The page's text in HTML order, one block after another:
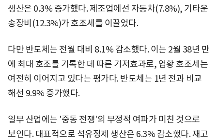
생산은 0.3% 증가했다. 제조업에선 자동차(7.8%), 기타운
송장비(12.3%)가 호조세를 이끌었다.
다만 반도체는 전월 대비 8.1% 감소했다. 이는 2월 38년 만
에 최대 호조를 기록한 데 따른 기저효과로, 업황 호조세는
여전히 이어지고 있다는 평가다. 반도체는 1년 전과 비교
해선 9.9% 증가했다.
일부 산업에는 '중동 전쟁'의 부정적 여파가 미친 것으로
보인다. 대표적으로 석유정제 생산은 6.3% 감소했다. 재고